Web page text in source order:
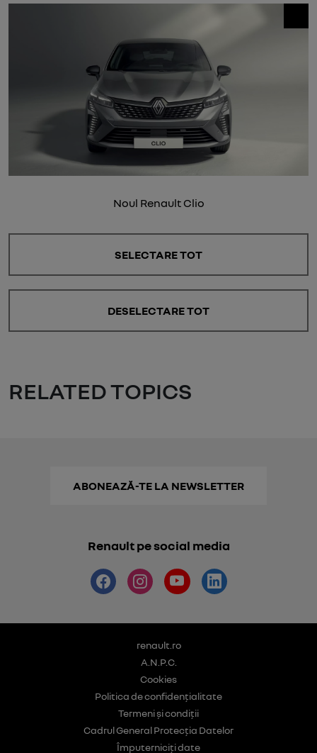
Noul Renault Clio
SELECTARE TOT
DESELECTARE TOT
RELATED TOPICS
ABONEAZĂ-TE LA NEWSLETTER
Renault pe social media
renault.ro
A.N.P.C.
Cookies
Politica de confidențialitate
Termeni și condiții
Cadrul General Protecția Datelor
Împuterniciți date